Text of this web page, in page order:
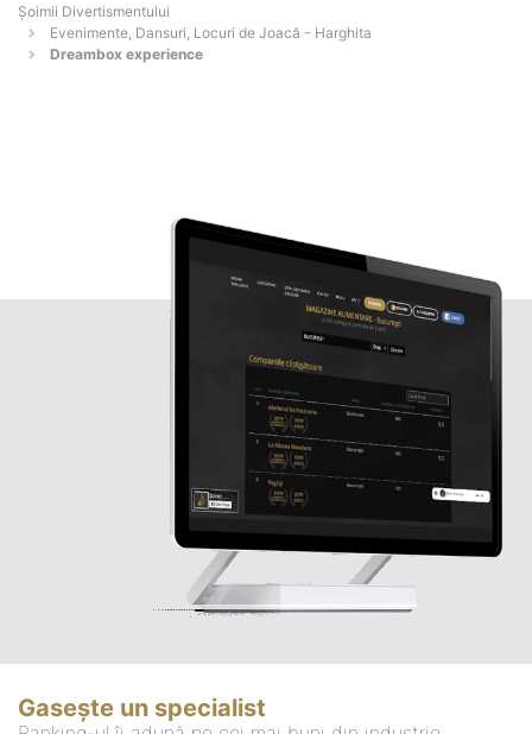
Şoimii Divertismentului
Evenimente, Dansuri, Locuri de Joacă - Harghita
Dreambox experience
Gasește un specialist